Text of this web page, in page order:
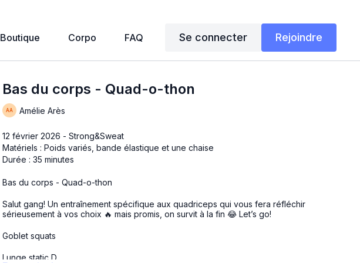
Boutique Corpo FAQ Se connecter Rejoindre
Bas du corps - Quad-o-thon
Amélie Arès
12 février 2026 - Strong&Sweat
Matériels : Poids variés, bande élastique et une chaise
Durée : 35 minutes
Bas du corps - Quad-o-thon
Salut gang! Un entraînement spécifique aux quadriceps qui vous fera réfléchir
sérieusement à vos choix 🔥 mais promis, on survit à la fin 😂 Let’s go!
Goblet squats
Lunge static D